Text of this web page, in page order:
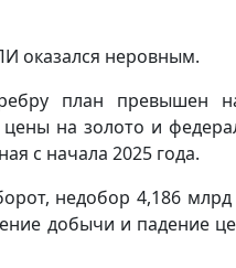
оказался неровным.
план превышен
на золото и
с начала 2025 года.
недобор 4,186
добычи и падение